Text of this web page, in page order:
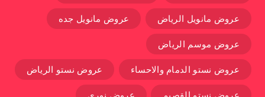
عروض مانويل الرياض عروض مانويل جده
عروض موسم الرياض
عروض نستو الدمام والاحساء عروض نستو الرياض